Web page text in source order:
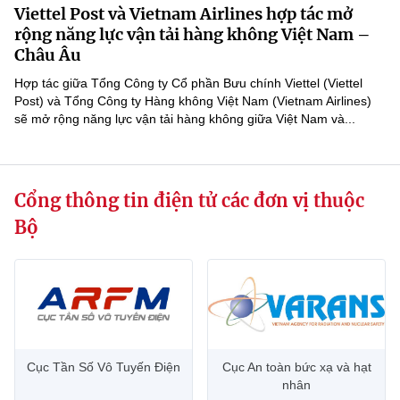
Sở Khoa học và Công nghệ
Chuyển đổi số
Sở hữu trí tuệ
Năng lượng nguyên tử
Tin địa phương
Văn bản QPPL
Văn bản chỉ đạo điều hành
Lấy ý kiến người dân về dự thảo VBQPPL
MST IOFFICE
THỐNG KÊ
Khoa học và Công nghệ
Chuyển đổi số
Bưu chính, Viễn thông
Tiêu chuẩn, đo lường, chất lượng
Năng lượng nguyên tử
Multimedia
Videos
Nhiệm vụ trọng tâm
Viettel Post và Vietnam Airlines hợp tác mở
rộng năng lực vận tải hàng không Việt Nam –
Châu Âu
Hợp tác giữa Tổng Công ty Cổ phần Bưu chính Viettel (Viettel
Post) và Tổng Công ty Hàng không Việt Nam (Vietnam Airlines)
sẽ mở rộng năng lực vận tải hàng không giữa Việt Nam và...
Cổng thông tin điện tử các đơn vị thuộc
Bộ
Cục Tần Số Vô Tuyến Điện
Cục An toàn bức xạ và hạt
nhân